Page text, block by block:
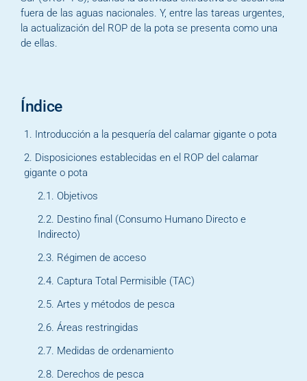
fuera de las aguas nacionales. Y, entre las tareas urgentes,
la actualización del ROP de la pota se presenta como una
de ellas.
Índice
Introducción a la pesquería del calamar gigante o pota
Disposiciones establecidas en el ROP del calamar
gigante o pota
Objetivos
Destino final (Consumo Humano Directo e
Indirecto)
Régimen de acceso
Captura Total Permisible (TAC)
Artes y métodos de pesca
Áreas restringidas
Medidas de ordenamiento
Derechos de pesca